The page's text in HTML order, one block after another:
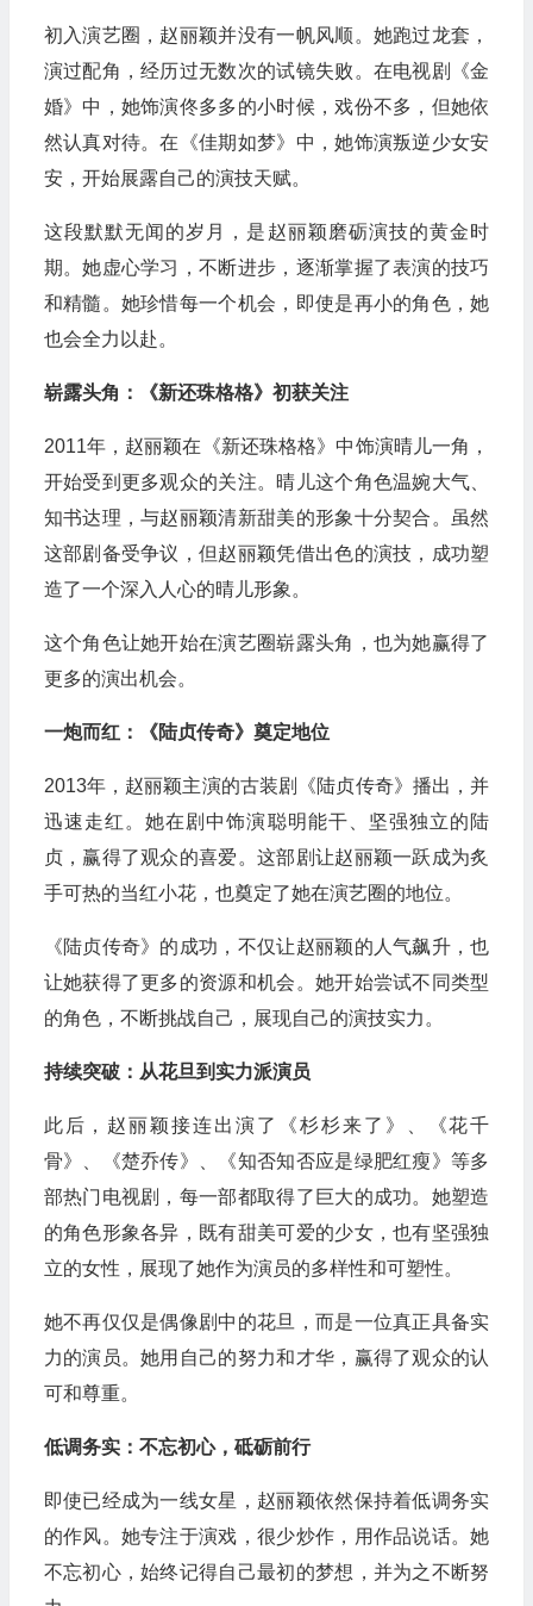
初入演艺圈，赵丽颖并没有一帆风顺。她跑过龙套，
演过配角，经历过无数次的试镜失败。在电视剧《金
婚》中，她饰演佟多多的小时候，戏份不多，但她依
然认真对待。在《佳期如梦》中，她饰演叛逆少女安
安，开始展露自己的演技天赋。
这段默默无闻的岁月，是赵丽颖磨砺演技的黄金时
期。她虚心学习，不断进步，逐渐掌握了表演的技巧
和精髓。她珍惜每一个机会，即使是再小的角色，她
也会全力以赴。
崭露头角：《新还珠格格》初获关注
2011年，赵丽颖在《新还珠格格》中饰演晴儿一角，
开始受到更多观众的关注。晴儿这个角色温婉大气、
知书达理，与赵丽颖清新甜美的形象十分契合。虽然
这部剧备受争议，但赵丽颖凭借出色的演技，成功塑
造了一个深入人心的晴儿形象。
这个角色让她开始在演艺圈崭露头角，也为她赢得了
更多的演出机会。
一炮而红：《陆贞传奇》奠定地位
2013年，赵丽颖主演的古装剧《陆贞传奇》播出，并
迅速走红。她在剧中饰演聪明能干、坚强独立的陆
贞，赢得了观众的喜爱。这部剧让赵丽颖一跃成为炙
手可热的当红小花，也奠定了她在演艺圈的地位。
《陆贞传奇》的成功，不仅让赵丽颖的人气飙升，也
让她获得了更多的资源和机会。她开始尝试不同类型
的角色，不断挑战自己，展现自己的演技实力。
持续突破：从花旦到实力派演员
此后，赵丽颖接连出演了《杉杉来了》、《花千
骨》、《楚乔传》、《知否知否应是绿肥红瘦》等多
部热门电视剧，每一部都取得了巨大的成功。她塑造
的角色形象各异，既有甜美可爱的少女，也有坚强独
立的女性，展现了她作为演员的多样性和可塑性。
她不再仅仅是偶像剧中的花旦，而是一位真正具备实
力的演员。她用自己的努力和才华，赢得了观众的认
可和尊重。
低调务实：不忘初心，砥砺前行
即使已经成为一线女星，赵丽颖依然保持着低调务实
的作风。她专注于演戏，很少炒作，用作品说话。她
不忘初心，始终记得自己最初的梦想，并为之不断努